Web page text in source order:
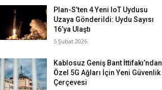
Plan-S’ten 4 Yeni IoT Uydusu
Uzaya Gönderildi: Uydu Sayısı
16’ya Ulaştı
5 Şubat 2026
Kablosuz Geniş Bant İttifakı’ndan
Özel 5G Ağları İçin Yeni Güvenlik
Çerçevesi